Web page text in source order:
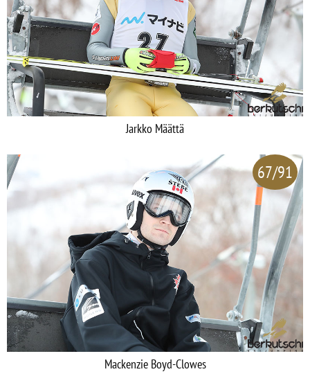
Jarkko Määttä
67/91
Mackenzie Boyd-Clowes